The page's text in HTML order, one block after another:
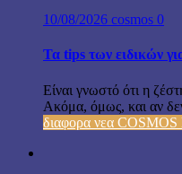
10/08/2026 cosmos 0
Τα tips των ειδικών
Είναι γνωστό ότι η
Ακόμα, όμως, και αν
διαφορα νεα